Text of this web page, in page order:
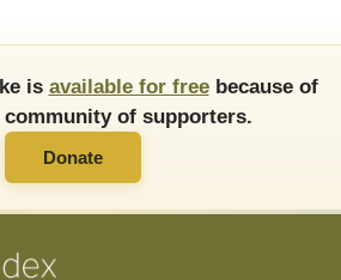
is available for freebecause of
community of supporters.
Donate